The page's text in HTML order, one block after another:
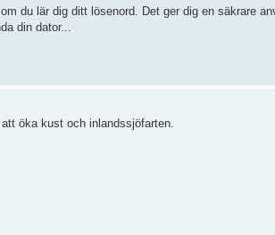
du lär dig ditt lösenord. Det ger dig en säkrare
din dator...
öka kust och inlandssjöfarten.